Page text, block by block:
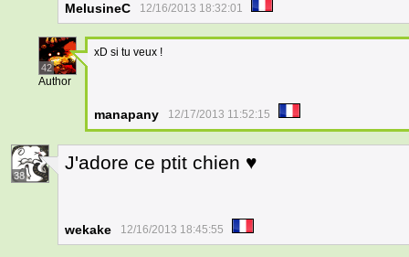
MelusineC 12/16/2013 18:32:01
42
Author
xD si tu veux !
manapany 12/17/2013 11:52:15
38
J'adore ce ptit chien ♥
wekake 12/16/2013 18:45:55